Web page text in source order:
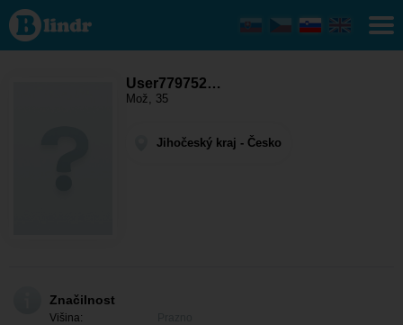
User779752561
- On išče
nekoga
Jihočeský kraj
User779752…
Mož, 35
Jihočeský kraj - Česko
Značilnost
Višina: